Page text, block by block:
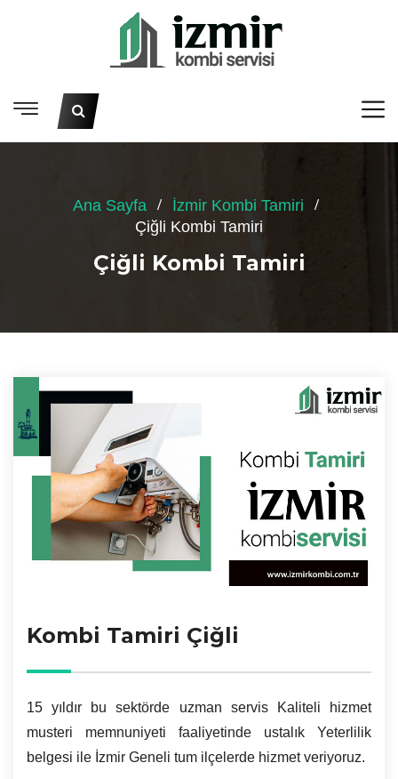
Ana Sayfa
İzmir Kombi Tamiri
Çiğli Kombi Tamiri
Çiğli Kombi Tamiri
Kombi Tamiri Çiğli
15 yıldır bu sektörde uzman servis Kaliteli hizmet
musteri memnuniyeti faaliyetinde ustalık Yeterlilik
belgesi ile İzmir Geneli tum ilçelerde hizmet veriyoruz.